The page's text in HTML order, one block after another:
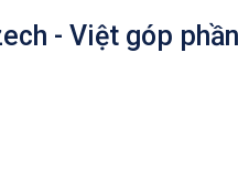
- Việt góp